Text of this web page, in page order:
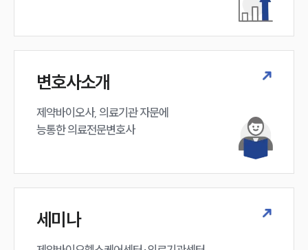
변호사소개
제약바이오사, 의료기관 자문에
능통한 의료전문변호사
세미나